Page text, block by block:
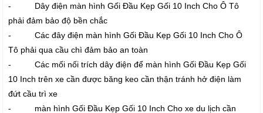
- Dây điện màn hình Gối Đầu Kẹp Gối 10 Inch Cho Ô Tô
phải đảm bảo độ bền chắc
- Các đây điện màn hình Gối Đầu Kẹp Gối 10 Inch Cho Ô
Tô phải qua cầu chì đảm bảo an toàn
- Các mối nối trích dây điện để màn hình Gối Đầu Kẹp Gối
10 Inch trên xe cần được băng keo cần thận tránh hở điện làm
đứt cầu trì xe
- màn hình Gối Đầu Kẹp Gối 10 Inch Cho xe du lịch cần